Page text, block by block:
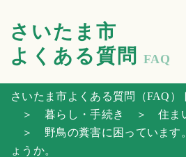
さいたま市
よくある質問
FAQ
さいたま市よくある質問（FAQ）
＞ 暮らし・手続き
＞ 住ま
＞ 野鳥の糞害に困っています
ょうか。